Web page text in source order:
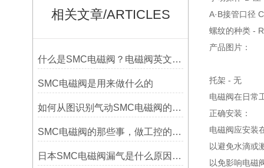
相关文章/ARTICLES
什么是SMC电磁阀？电磁阀英文缩写是什么
SMC电磁阀是用来做什么的
如何从图识别气动SMC电磁阀的位数与通数？
SMC电磁阀的那些事，做工控的都应该懂的
日本SMC电磁阀漏气是什么原因,电磁阀漏气怎么解决
A·B接管口径
螺纹的种类 -
产品图片：
托架 - 无
电磁阀在日常
‌正确安装‌：
电磁阀应安装
以避免水滴或
以免影响电磁